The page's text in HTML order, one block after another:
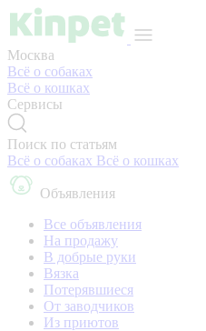
Москва
Всё о собаках
Всё о кошках
Сервисы
Поиск по статьям
Всё о собаках Всё о кошках
Объявления
Все объявления
На продажу
В добрые руки
Вязка
Потерявшиеся
От заводчиков
Из приютов